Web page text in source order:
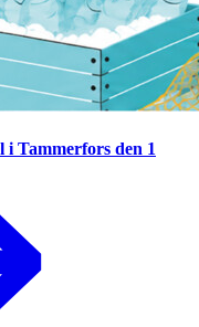
i Tammerfors den 1